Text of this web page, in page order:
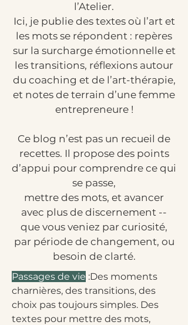
l’Atelier.
Ici, je publie des textes où l’art et
les mots se répondent : repères
sur la surcharge émotionnelle et
les transitions, réflexions autour
du coaching et de l’art-thérapie,
et notes de terrain d’une femme
entrepreneure !
Ce blog n’est pas un recueil de
recettes. Il propose des points
d’appui pour comprendre ce qui
se passe,
mettre des mots, et avancer
avec plus de discernement --
que vous veniez par curiosité,
par période de changement, ou
besoin de clarté.​
Passages de vie :Des moments
charnières, des transitions, des
choix pas toujours simples. Des
textes pour mettre des mots,